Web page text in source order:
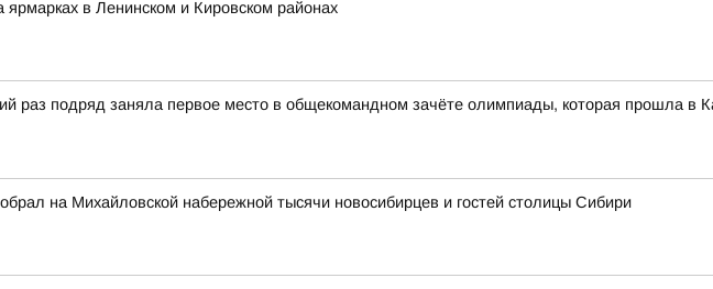
в Ленинском и Кировском районах
раз подряд заняла первое место в общекомандном зачёте олимпиады, которая прошла в
на Михайловской набережной тысячи новосибирцев и гостей столицы Сибири